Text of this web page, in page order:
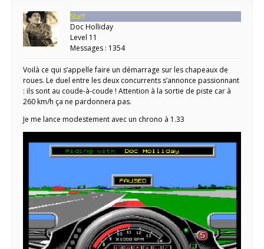
Staff
Doc Holliday
Level 11
Messages : 1354
Voilà ce qui s’appelle faire un démarrage sur les chapeaux de
roues. Le duel entre les deux concurrents s’annonce passionnant
: ils sont au coude-à-coude ! Attention à la sortie de piste car à
260 km/h ça ne pardonnera pas.
Je me lance modestement avec un chrono à 1.33